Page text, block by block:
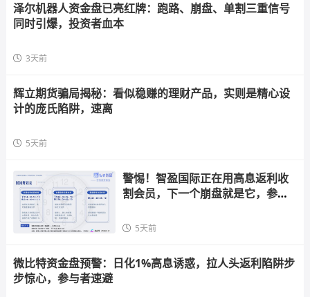
泽尔机器人资金盘已亮红牌：跑路、崩盘、单割三重信号
同时引爆，投资者血本
3天前
辉立期货骗局揭秘：看似稳赚的理财产品，实则是精心设
计的庞氏陷阱，速离
5天前
警惕！智盈国际正在用高息返利收
割会员，下一个崩盘就是它，参与
5天前
微比特资金盘预警：日化1%高息诱惑，拉人头返利陷阱步
步惊心，参与者速避